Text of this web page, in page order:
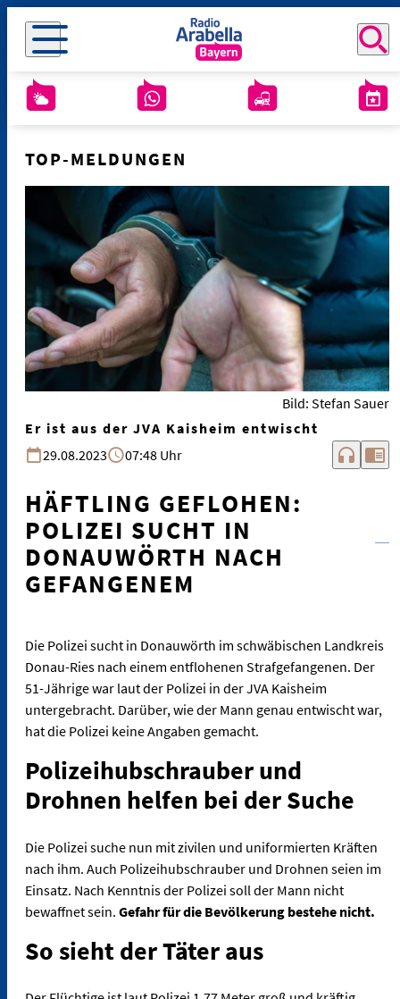
TOP-MELDUNGEN
Bild: Stefan Sauer
Er ist aus der JVA Kaisheim entwischt
29.08.2023
07:48 Uhr headphones chrome_reader_mode
HÄFTLING GEFLOHEN:
POLIZEI SUCHT IN
DONAUWÖRTH NACH
GEFANGENEM
Die Polizei sucht in Donauwörth im schwäbischen Landkreis
Donau-Ries nach einem entflohenen Strafgefangenen. Der
51-Jährige war laut der Polizei in der JVA Kaisheim
untergebracht. Darüber, wie der Mann genau entwischt war,
hat die Polizei keine Angaben gemacht.
Polizeihubschrauber und
Drohnen helfen bei der Suche
Die Polizei suche nun mit zivilen und uniformierten Kräften
nach ihm. Auch Polizeihubschrauber und Drohnen seien im
Einsatz. Nach Kenntnis der Polizei soll der Mann nicht
bewaffnet sein. Gefahr für die Bevölkerung bestehe nicht.
So sieht der Täter aus